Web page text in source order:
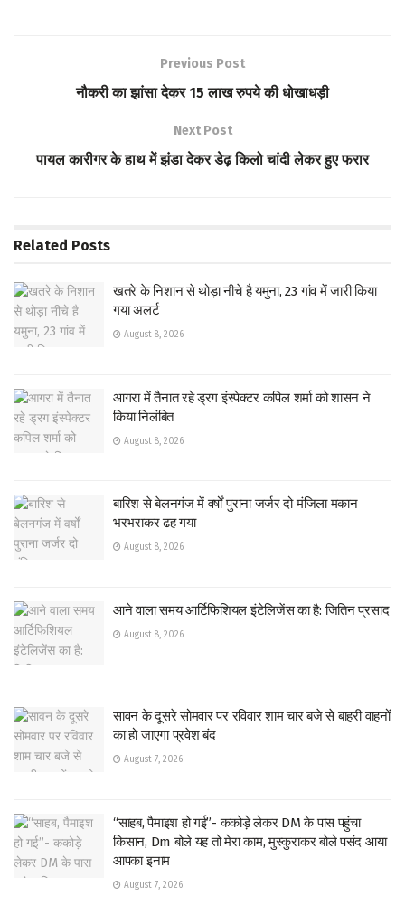
A
p
e
Previous Post
नौकरी का झांसा देकर 15 लाख रुपये की धोखाधड़ी
Next Post
पायल कारीगर के हाथ में झंडा देकर डेढ़ किलो चांदी लेकर हुए फरार
Related Posts
खतरे के निशान से थोड़ा नीचे है यमुना, 23 गांव में जारी किया
गया अलर्ट
August 8, 2026
आगरा में तैनात रहे ड्रग इंस्पेक्टर कपिल शर्मा को शासन ने
किया निलंबित
August 8, 2026
बारिश से बेलनगंज में वर्षों पुराना जर्जर दो मंजिला मकान
भरभराकर ढह गया
August 8, 2026
आने वाला समय आर्टिफिशियल इंटेलिजेंस का है: जितिन प्रसाद
August 8, 2026
सावन के दूसरे सोमवार पर रविवार शाम चार बजे से बाहरी वाहनों
का हो जाएगा प्रवेश बंद
August 7, 2026
“साहब, पैमाइश हो गई”- ककोड़े लेकर DM के पास पहुंचा
किसान, Dm बोले यह तो मेरा काम, मुस्कुराकर बोले पसंद आया
आपका इनाम
August 7, 2026